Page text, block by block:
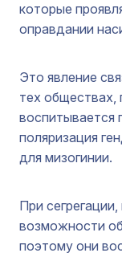
которые
оправдании
Это явление
тех обществах,
воспитывается
поляризация
для мизогинии.
При
возможности
поэтому они